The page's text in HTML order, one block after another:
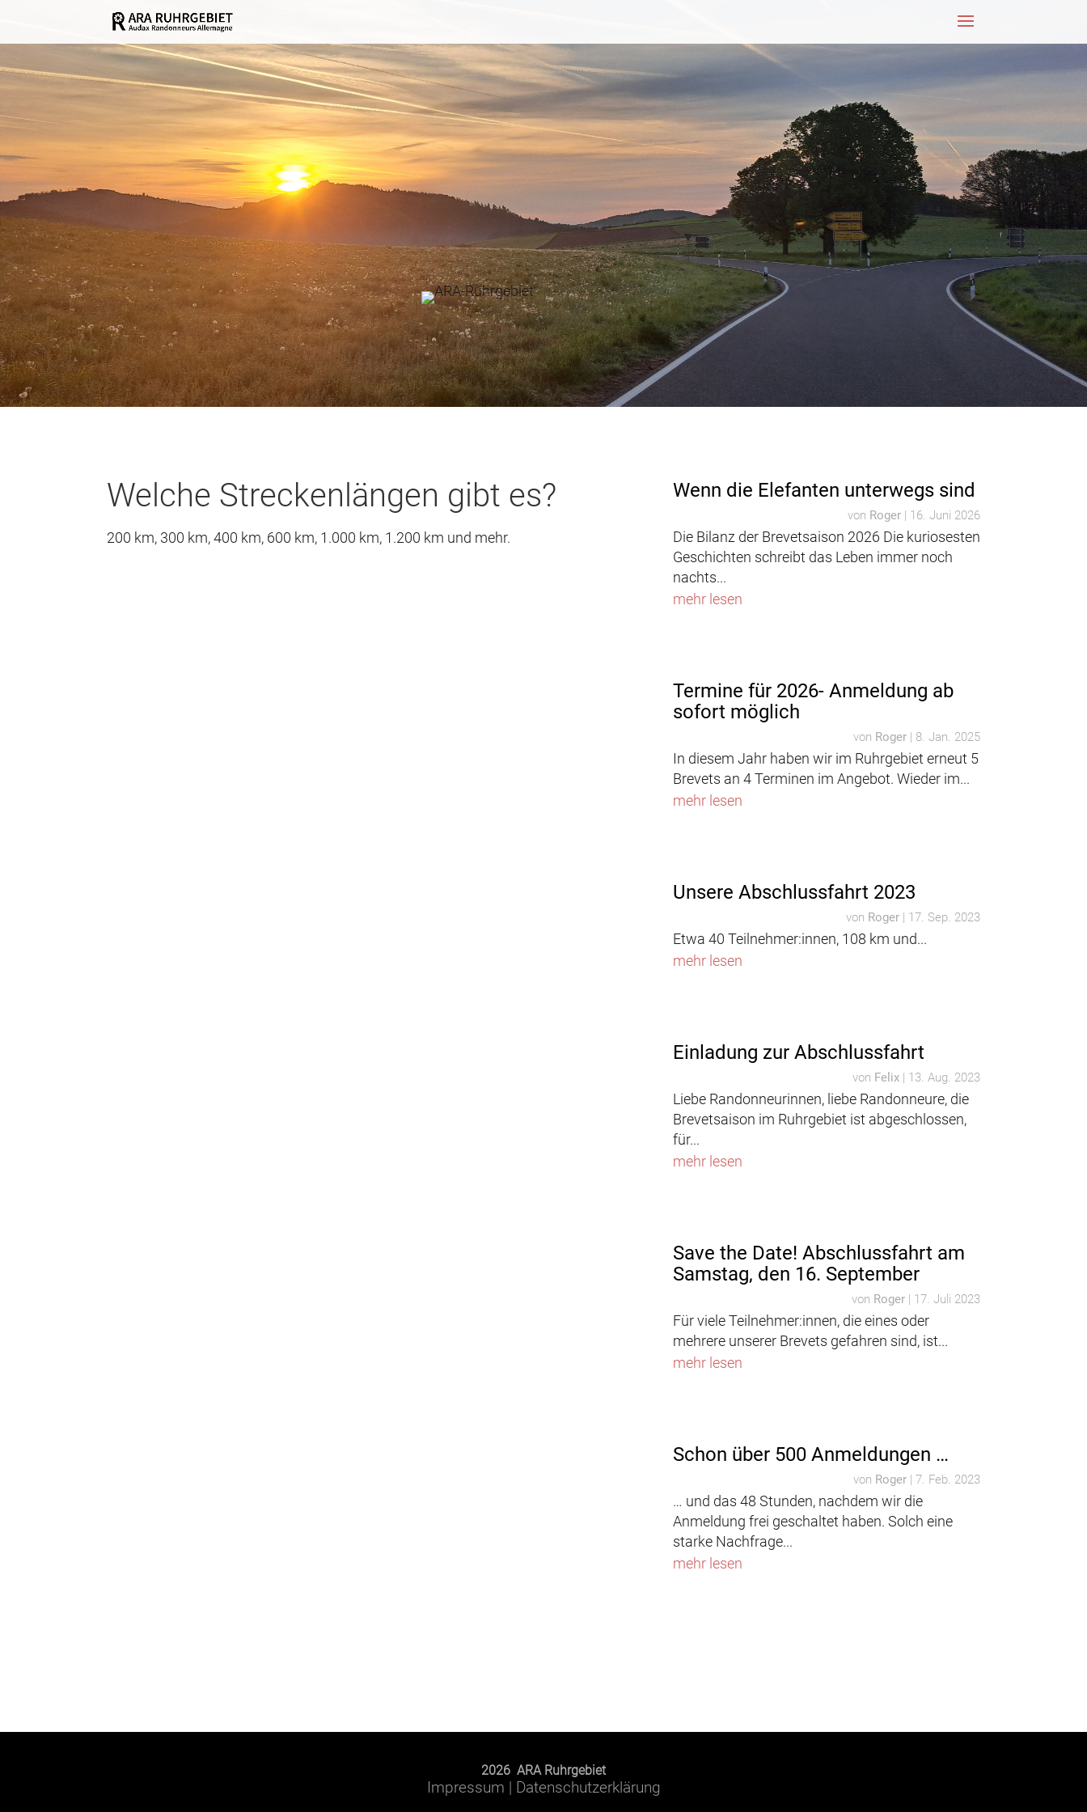
Welche Streckenlängen gibt es?
200 km, 300 km, 400 km, 600 km, 1.000 km, 1.200 km und mehr.
Wenn die Elefanten unterwegs sind
von Roger| 16. Juni 2026
Die Bilanz der Brevetsaison 2026 Die kuriosesten
Geschichten schreibt das Leben immer noch
nachts...
mehr lesen
Termine für 2026- Anmeldung ab
sofort möglich
von Roger| 8. Jan. 2025
In diesem Jahr haben wir im Ruhrgebiet erneut 5
Brevets an 4 Terminen im Angebot. Wieder im...
mehr lesen
Unsere Abschlussfahrt 2023
von Roger| 17. Sep. 2023
Etwa 40 Teilnehmer:innen, 108 km und...
mehr lesen
Einladung zur Abschlussfahrt
von Felix| 13. Aug. 2023
Liebe Randonneurinnen, liebe Randonneure, die
Brevetsaison im Ruhrgebiet ist abgeschlossen,
für...
mehr lesen
Save the Date! Abschlussfahrt am
Samstag, den 16. September
von Roger| 17. Juli 2023
Für viele Teilnehmer:innen, die eines oder
mehrere unserer Brevets gefahren sind, ist...
mehr lesen
Schon über 500 Anmeldungen …
von Roger| 7. Feb. 2023
… und das 48 Stunden, nachdem wir die
Anmeldung frei geschaltet haben. Solch eine
starke Nachfrage...
mehr lesen
2026 ARA Ruhrgebiet
Impressum | Datenschutzerklärung